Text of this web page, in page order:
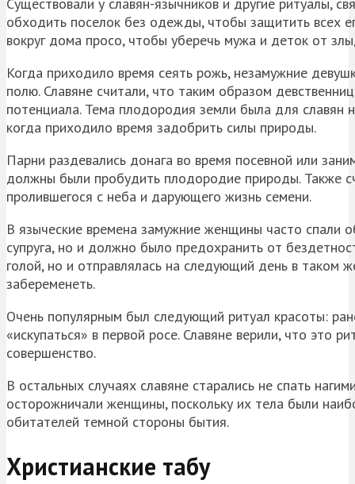
Существовали у славян-язычников и другие ритуалы,
обходить поселок без одежды, чтобы защитить всех
вокруг дома просо, чтобы уберечь мужа и деток от
Когда приходило время сеять рожь, незамужние
полю. Славяне считали, что таким образом
потенциала. Тема плодородия земли была для славян
когда приходило время задобрить силы природы.
Парни раздевались донага во время посевной или
должны были пробудить плодородие природы. Также
пролившегося с неба и дарующего жизнь семени.
В языческие времена замужние женщины часто спали
супруга, но и должно было предохранить от
голой, но и отправлялась на следующий день в таком
забеременеть.
Очень популярным был следующий ритуал красоты:
«искупаться» в первой росе. Славяне верили, что это
совершенство.
В остальных случаях славяне старались не спать
осторожничали женщины, поскольку их тела были
обитателей темной стороны бытия.
Христианские табу